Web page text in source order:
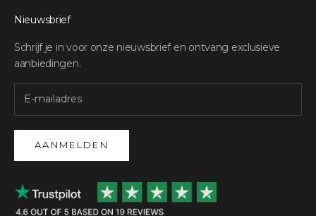
Nieuwsbrief
Schrijf je in voor onze nieuwsbrief en ontvang exclusieve
aanbiedingen.
AANMELDEN